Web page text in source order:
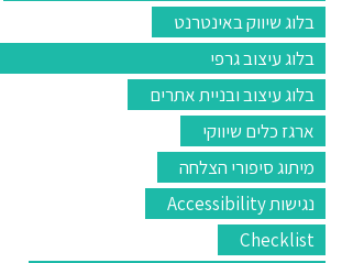
בלוג שיווק באינטרנט
בלוג עיצוב גרפי
בלוג עיצוב ובניית אתרים
ארגז כלים שיווקי
מיתוג סיפורי הצלחה
נגישות Accessibility
Checklist